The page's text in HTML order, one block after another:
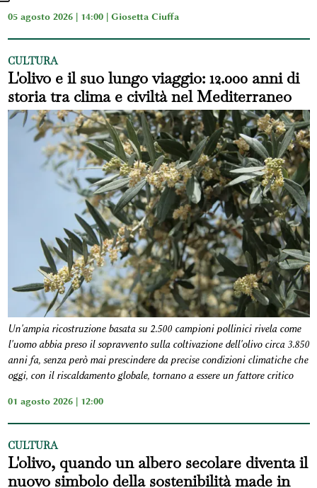
05 agosto 2026 | 14:00 | Giosetta Ciuffa
CULTURA
L'olivo e il suo lungo viaggio: 12.000 anni di
storia tra clima e civiltà nel Mediterraneo
Un'ampia ricostruzione basata su 2.500 campioni pollinici rivela come
l'uomo abbia preso il sopravvento sulla coltivazione dell'olivo circa 3.850
anni fa, senza però mai prescindere da precise condizioni climatiche che
oggi, con il riscaldamento globale, tornano a essere un fattore critico
01 agosto 2026 | 12:00
CULTURA
L'olivo, quando un albero secolare diventa il
nuovo simbolo della sostenibilità made in